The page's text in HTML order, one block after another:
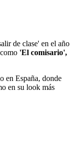
de clase' en el año
'El comisario',
en España, donde
en su look más